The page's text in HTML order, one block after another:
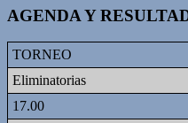
AGENDA Y
TORNEO
Eliminatorias
17.00